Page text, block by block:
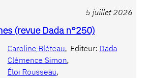
5 juillet 2026
(revue Dada n°250)
Caroline Bléteau
Clémence Simon
Éloi Rousseau
Editeur: Dada